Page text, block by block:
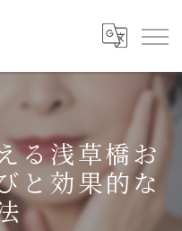
る浅草橋お
と効果的な